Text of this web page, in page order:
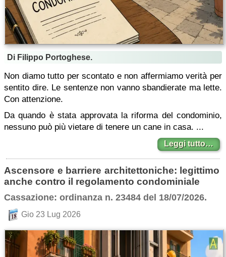
Di Filippo Portoghese.
Non diamo tutto per scontato e non affermiamo verità per
sentito dire. Le sentenze non vanno sbandierate ma lette.
Con attenzione.
Da quando è stata approvata la riforma del condominio,
nessuno può più vietare di tenere un cane in casa. ...
Leggi tutto…
Ascensore e barriere architettoniche: legittimo
anche contro il regolamento condominiale
Cassazione: ordinanza n. 23484 del 18/07/2026.
Gio 23 Lug 2026